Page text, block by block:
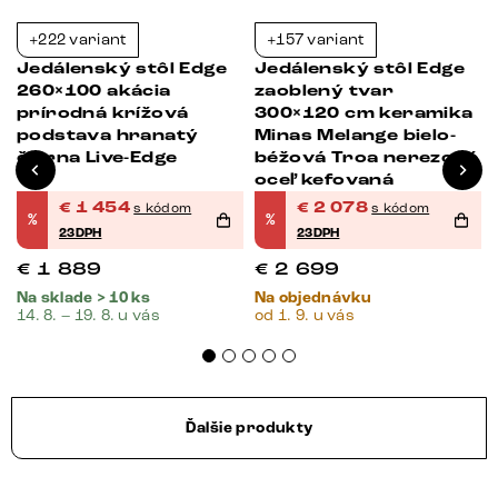
+222 variant
Jedálenský stôl Edge
260×100 akácia
prírodná krížová
podstava hranatý
čierna Live-Edge
%
€ 1 454 s kódom
23DPH
€ 1 889
Na sklade > 10 ks
14. 8. – 19. 8. u vás
+157 variant
Jedálenský stôl Edge
zaoblený tvar
300×120 cm keramika
Minas Melange bielo-
béžová Troa nerezová
oceľ kefovaná
%
€ 2 078 s kódom
23DPH
€ 2 699
Na objednávku
od 1. 9. u vás
Ďalšie produkty